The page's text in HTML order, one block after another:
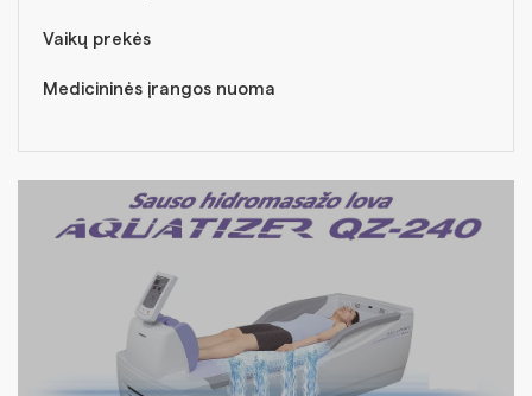
Vaikų prekės
Medicininės įrangos nuoma